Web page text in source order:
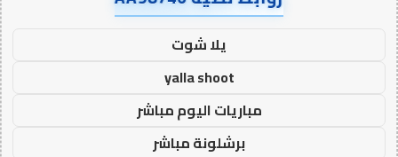
يلا شوت
yalla shoot
مباريات اليوم مباشر
برشلونة مباشر